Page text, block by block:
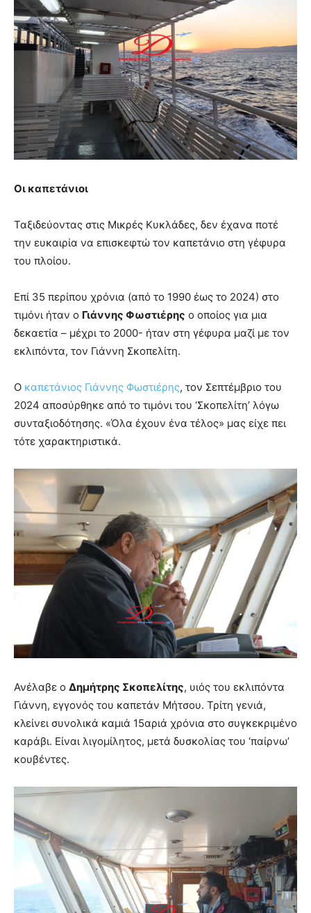
Οι καπετάνιοι
Ταξιδεύοντας στις Μικρές Κυκλάδες, δεν έχανα ποτέ
την ευκαιρία να επισκεφτώ τον καπετάνιο στη γέφυρα
του πλοίου.
Επί 35 περίπου χρόνια (από το 1990 έως το 2024) στο
τιμόνι ήταν ο Γιάννης Φωστιέρης ο οποίος για μια
δεκαετία – μέχρι το 2000- ήταν στη γέφυρα μαζί με τον
εκλιπόντα, τον Γιάννη Σκοπελίτη.
Ο καπετάνιος Γιάννης Φωστιέρης, τον Σεπτέμβριο του
2024 αποσύρθηκε από το τιμόνι του ‘Σκοπελίτη’ λόγω
συνταξιοδότησης. «Όλα έχουν ένα τέλος» μας είχε πει
τότε χαρακτηριστικά.
Ανέλαβε ο Δημήτρης Σκοπελίτης, υιός του εκλιπόντα
Γιάννη, εγγονός του καπετάν Μήτσου. Τρίτη γενιά,
κλείνει συνολικά καμιά 15αριά χρόνια στο συγκεκριμένο
καράβι. Είναι λιγομίλητος, μετά δυσκολίας του ‘παίρνω’
κουβέντες.